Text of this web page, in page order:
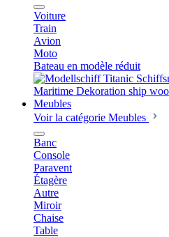
Voiture
Train
Avion
Moto
Bateau en modèle réduit
Meubles
Voir la catégorie Meubles
Banc
Console
Paravent
Étagère
Autre
Miroir
Chaise
Table